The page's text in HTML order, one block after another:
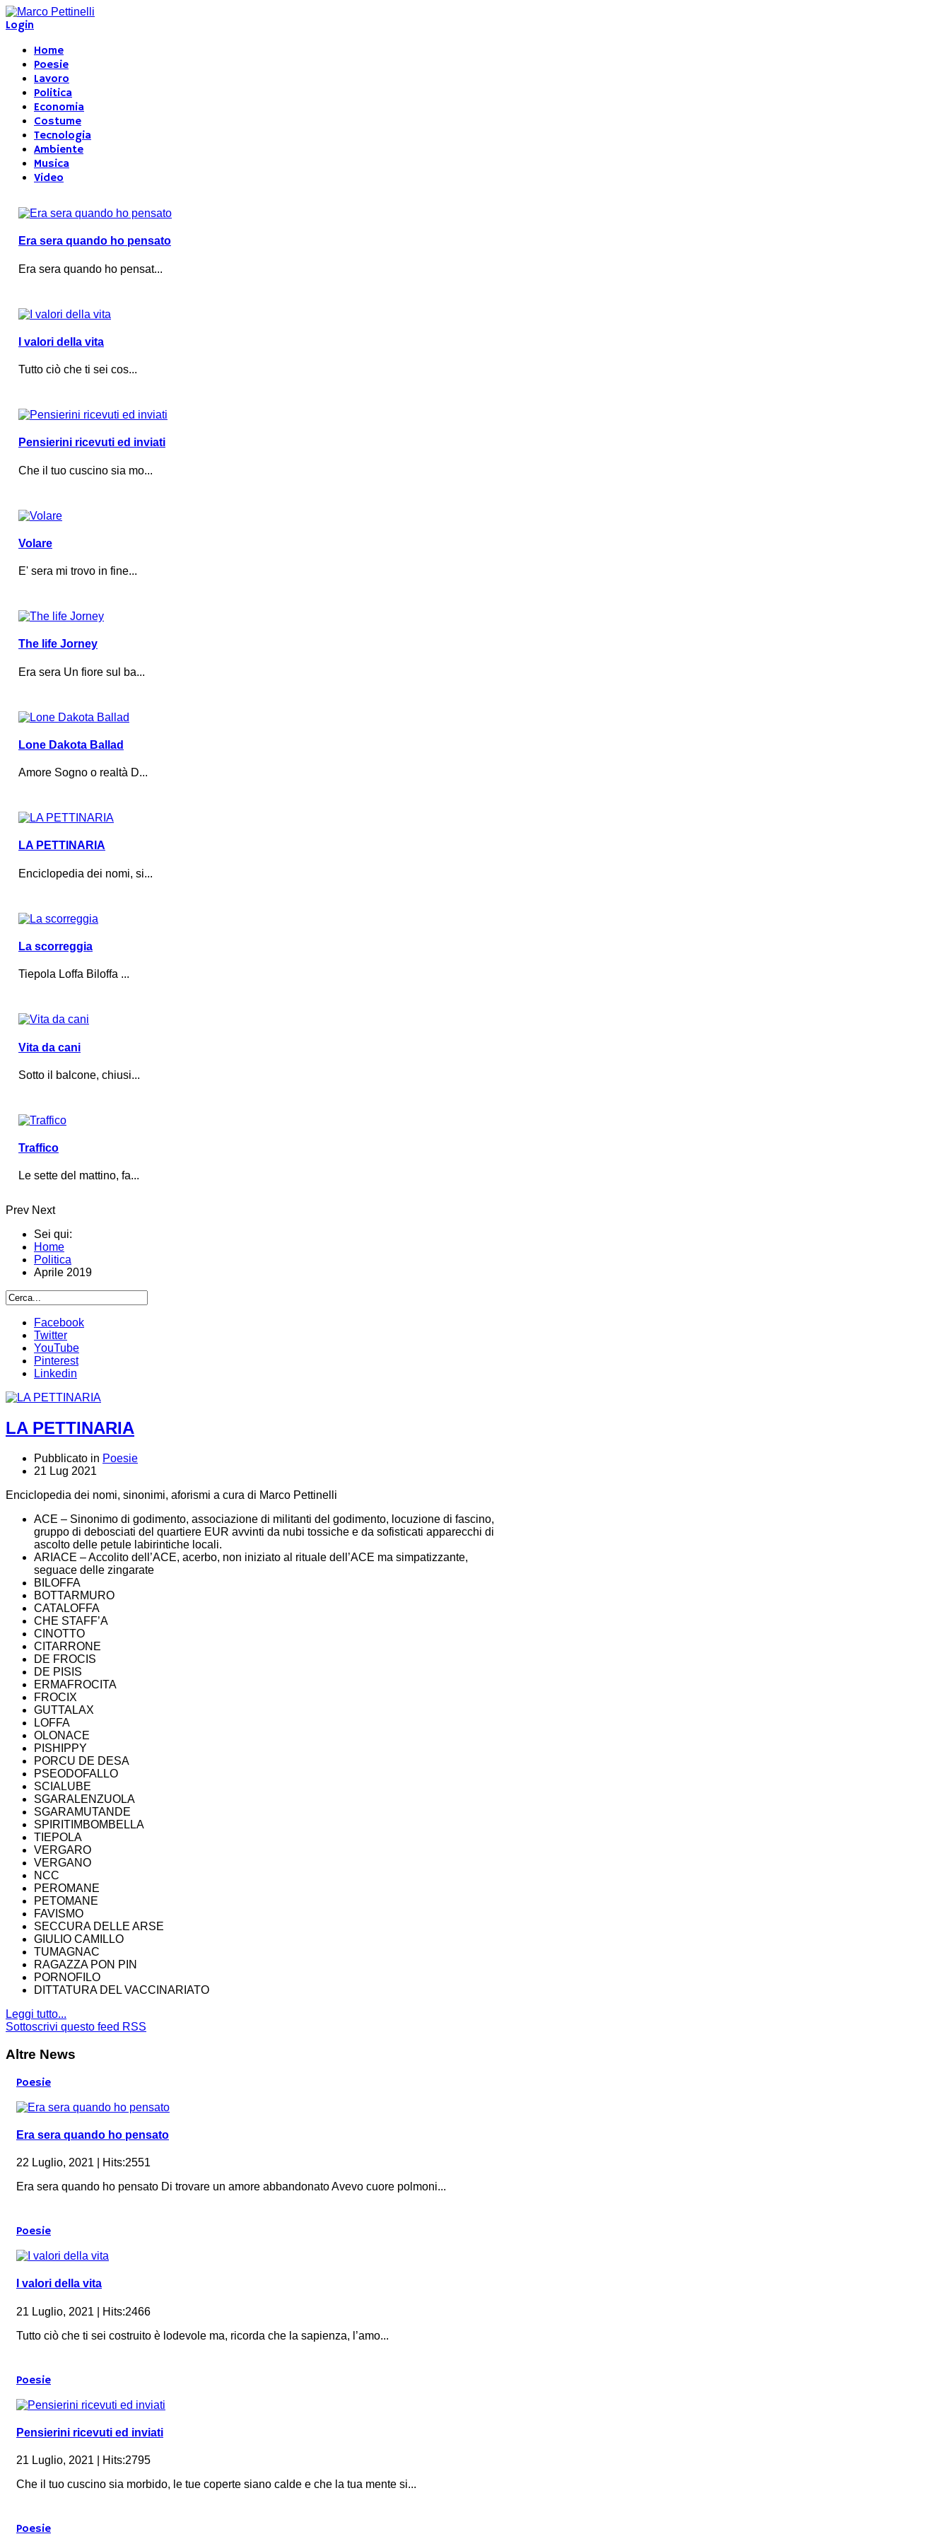
Login
Home
Poesie
Lavoro
Politica
Economia
Costume
Tecnologia
Ambiente
Musica
Video
Era sera quando ho pensato
Era sera quando ho pensat...
I valori della vita
Tutto ciò che ti sei cos...
Pensierini ricevuti ed inviati
Che il tuo cuscino sia mo...
Volare
E' sera mi trovo in fine...
The life Jorney
Era sera Un fiore sul ba...
Lone Dakota Ballad
Amore Sogno o realtà D...
LA PETTINARIA
Enciclopedia dei nomi, si...
La scorreggia
Tiepola Loffa Biloffa ...
Vita da cani
Sotto il balcone, chiusi...
Traffico
Le sette del mattino, fa...
Prev Next
Sei qui:
Home
Politica
Aprile 2019
Facebook
Twitter
YouTube
Pinterest
Linkedin
LA PETTINARIA
Pubblicato in Poesie
21 Lug 2021
Enciclopedia dei nomi, sinonimi, aforismi a cura di Marco Pettinelli
ACE – Sinonimo di godimento, associazione di militanti del godimento, locuzione di fascino,
gruppo di debosciati del quartiere EUR avvinti da nubi tossiche e da sofisticati apparecchi di
ascolto delle petule labirintiche locali.
ARIACE – Accolito dell’ACE, acerbo, non iniziato al rituale dell’ACE ma simpatizzante,
seguace delle zingarate
BILOFFA
BOTTARMURO
CATALOFFA
CHE STAFF’A
CINOTTO
CITARRONE
DE FROCIS
DE PISIS
ERMAFROCITA
FROCIX
GUTTALAX
LOFFA
OLONACE
PISHIPPY
PORCU DE DESA
PSEODOFALLO
SCIALUBE
SGARALENZUOLA
SGARAMUTANDE
SPIRITIMBOMBELLA
TIEPOLA
VERGARO
VERGANO
NCC
PEROMANE
PETOMANE
FAVISMO
SECCURA DELLE ARSE
GIULIO CAMILLO
TUMAGNAC
RAGAZZA PON PIN
PORNOFILO
DITTATURA DEL VACCINARIATO
Leggi tutto...
Sottoscrivi questo feed RSS
Altre News
Poesie
Era sera quando ho pensato
22 Luglio, 2021 | Hits:2551
Era sera quando ho pensato Di trovare un amore abbandonato Avevo cuore polmoni...
Poesie
I valori della vita
21 Luglio, 2021 | Hits:2466
Tutto ciò che ti sei costruito è lodevole ma, ricorda che la sapienza, l’amo...
Poesie
Pensierini ricevuti ed inviati
21 Luglio, 2021 | Hits:2795
Che il tuo cuscino sia morbido, le tue coperte siano calde e che la tua mente si...
Poesie